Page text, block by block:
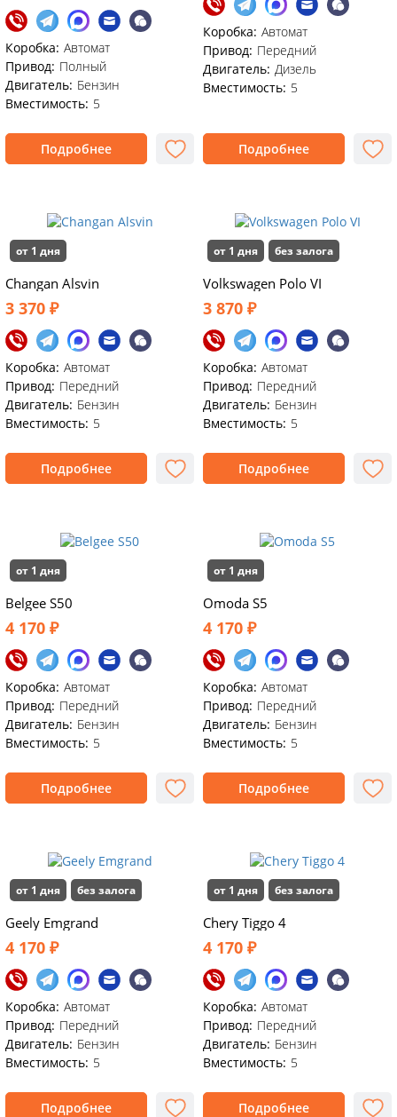
Коробка: Автомат
Привод: Полный
Двигатель: Бензин
Вместимость: 5
Подробнее
Коробка: Автомат
Привод: Передний
Двигатель: Дизель
Вместимость: 5
Подробнее
от 1 дня
Changan Alsvin
3 370 ₽
Коробка: Автомат
Привод: Передний
Двигатель: Бензин
Вместимость: 5
Подробнее
от 1 дня без залога
Volkswagen Polo VI
3 870 ₽
Коробка: Автомат
Привод: Передний
Двигатель: Бензин
Вместимость: 5
Подробнее
от 1 дня
Belgee S50
4 170 ₽
Коробка: Автомат
Привод: Передний
Двигатель: Бензин
Вместимость: 5
Подробнее
от 1 дня
Omoda S5
4 170 ₽
Коробка: Автомат
Привод: Передний
Двигатель: Бензин
Вместимость: 5
Подробнее
от 1 дня без залога
Geely Emgrand
4 170 ₽
Коробка: Автомат
Привод: Передний
Двигатель: Бензин
Вместимость: 5
Подробнее
от 1 дня без залога
Chery Tiggo 4
4 170 ₽
Коробка: Автомат
Привод: Передний
Двигатель: Бензин
Вместимость: 5
Подробнее